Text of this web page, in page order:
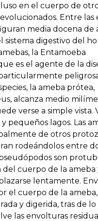
en el cuerpo de
Entre las
media docena de
sistema digestivo del
la Entamoeba
es el agente de la
la ameba prótea,
alcanza medio
verse a simple vista.
pequeños lagos. Las
de otros
rodeándolos entre
son
cuerpo de la ameba
lentamente.
el cuerpo de la ameba,
y digerida, tras de lo
las envolturas